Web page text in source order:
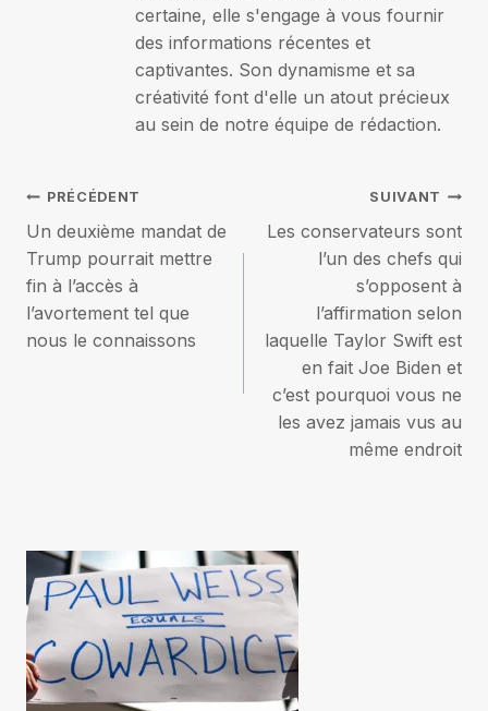
certaine, elle s'engage à vous fournir
des informations récentes et
captivantes. Son dynamisme et sa
créativité font d'elle un atout précieux
au sein de notre équipe de rédaction.
Navigation
de
l’article
PRÉCÉDENT
Un deuxième mandat de
Trump pourrait mettre
fin à l’accès à
l’avortement tel que
nous le connaissons
SUIVANT
Les conservateurs sont
l’un des chefs qui
s’opposent à
l’affirmation selon
laquelle Taylor Swift est
en fait Joe Biden et
c’est pourquoi vous ne
les avez jamais vus au
même endroit